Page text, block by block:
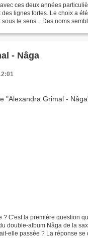
ces deux années
lignes fortes. Le choix a
le sens... Des noms
- Nâga
? C'est la première question
double-album Nâga de la
elle passée ? La réponse se